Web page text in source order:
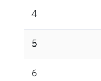
4
5
6